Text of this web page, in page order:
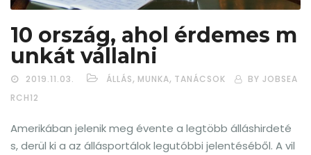
10 ország, ahol érdemes m
unkát vállalni
2019.11.03. ÁLLÁS, MUNKA, TANÁCSOK
BY JOBSEA
RCH12
Amerikában jelenik meg évente a legtöbb álláshirdeté
s, derül ki a az állásportálok legutóbbi jelentéséből. A vil